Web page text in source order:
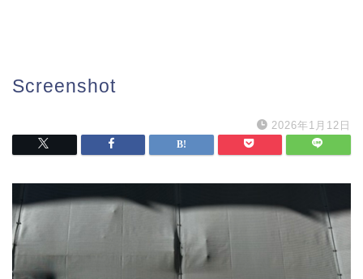
Screenshot
2026年1月12日